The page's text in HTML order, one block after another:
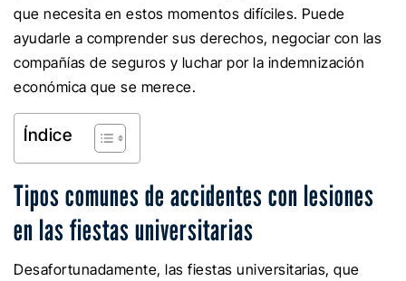
que necesita en estos momentos difíciles. Puede
ayudarle a comprender sus derechos, negociar con las
compañías de seguros y luchar por la indemnización
económica que se merece.
Índice
Tipos comunes de accidentes con lesiones
en las fiestas universitarias
Desafortunadamente, las fiestas universitarias, que